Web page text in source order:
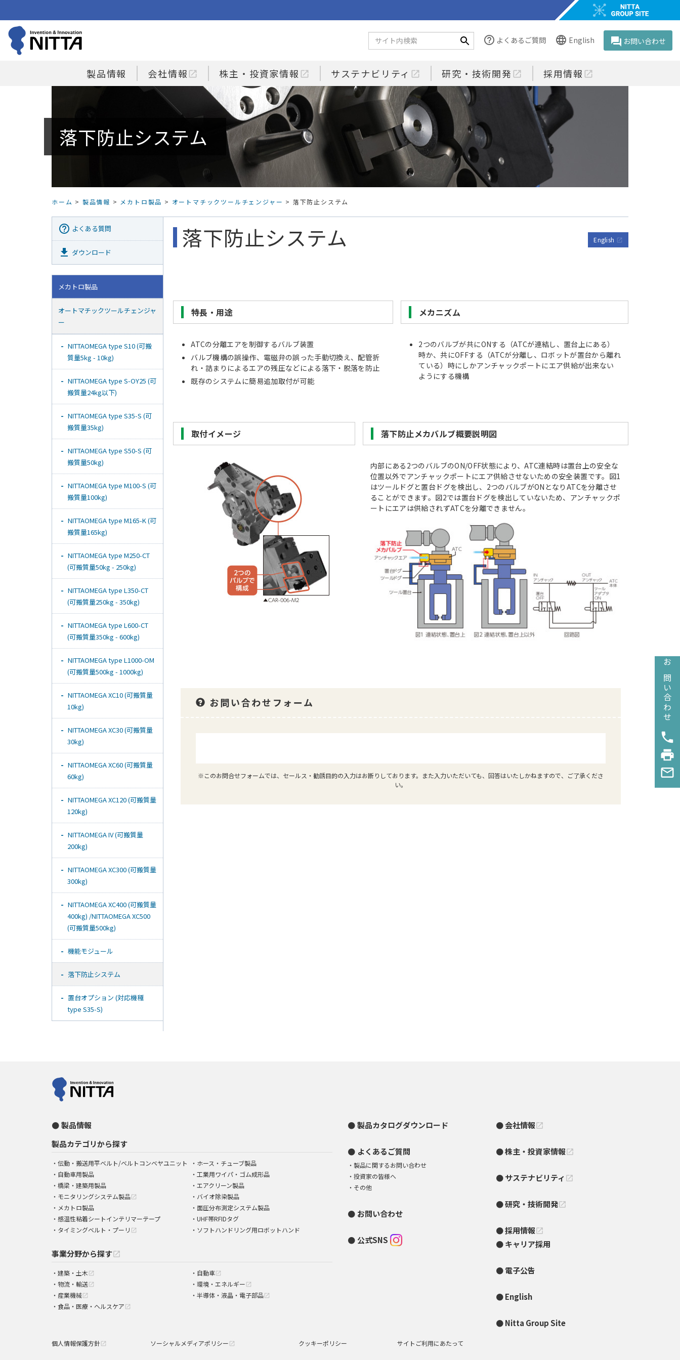
製品情報 会社情報 open_in_new 株主・投資家情報 open_in_new サステナビリティ open_in_new 研究・技術開発 open_in_new 採用情報 open_in_new
help_outline よくあるご質問 language English question_answer お問い合わせ
落下防止システム
ホーム > 製品情報 > メカトロ製品 > オートマチックツールチェンジャー > 落下防止システム
help_outline よくある質問
get_app ダウンロード
メカトロ製品
オートマチックツールチェンジャ
ー
NITTAOMEGA type S10 (可搬
質量5kg - 10kg)
NITTAOMEGA type S-OY25 (可
搬質量24kg以下)
NITTAOMEGA type S35-S (可
搬質量35kg)
NITTAOMEGA type S50-S (可
搬質量50kg)
NITTAOMEGA type M100-S (可
搬質量100kg)
NITTAOMEGA type M165-K (可
搬質量165kg)
NITTAOMEGA type M250-CT
(可搬質量50kg - 250kg)
NITTAOMEGA type L350-CT
(可搬質量250kg - 350kg)
NITTAOMEGA type L600-CT
(可搬質量350kg - 600kg)
NITTAOMEGA type L1000-OM
(可搬質量500kg - 1000kg)
NITTAOMEGA XC10 (可搬質量
10kg)
NITTAOMEGA XC30 (可搬質量
30kg)
NITTAOMEGA XC60 (可搬質量
60kg)
NITTAOMEGA XC120 (可搬質量
120kg)
NITTAOMEGA IV (可搬質量
200kg)
NITTAOMEGA XC300 (可搬質量
300kg)
NITTAOMEGA XC400 (可搬質量
400kg) /NITTAOMEGA XC500
(可搬質量500kg)
機能モジュール
落下防止システム
置台オプション (対応機種
type S35-S)
落下防止システム English open_in_new
特長・用途
ATCの分離エアを制御するバルブ装置
バルブ機構の誤操作、電磁弁の誤った手動切換え、配管折
れ・詰まりによるエアの残圧などによる落下・脱落を防止
既存のシステムに簡易追加取付が可能
メカニズム
2つのバルブが共にONする（ATCが連結し、置台上にある）
時か、共にOFFする（ATCが分離し、ロボットが置台から離れ
ている）時にしかアンチャックポートにエア供給が出来ない
ようにする機構
取付イメージ 落下防止メカバルブ概要説明図
内部にある2つのバルブのON/OFF状態により、ATC連結時は置台上の安全な
位置以外でアンチャックポートにエア供給させないための安全装置です。図1
はツールドグと置台ドグを検出し、2つのバルブがONとなりATCを分離させ
ることができます。図2では置台ドグを検出していないため、アンチャックポ
ートにエアは供給されずATCを分離できません。
お問い合わせ
phone
print
mail_outline
お問い合わせフォーム
※このお問合せフォームでは、セールス・勧誘目的の入力はお断りしております。また入力いただいても、回答はいたしかねますので、ご了承くださ
い。
製品情報
製品カテゴリから探す
伝動・搬送用平ベルト/ベルトコンベヤユニット
ホース・チューブ製品
自動車用製品
工業用ワイパ・ゴム成形品
橋梁・建築用製品
エアクリーン製品
モニタリングシステム製品 open_in_new
バイオ除染製品
メカトロ製品
面圧分布測定システム製品
感温性粘着シートインテリマーテープ
UHF帯RFIDタグ
タイミングベルト・プーリ open_in_new ソフトハンドリング用ロボットハンド
事業分野から探すopen_in_new
建築・土木 open_in_new 自動車open_in_new
物流・輸送 open_in_new 環境・エネルギー open_in_new
産業機械 open_in_new 半導体・液晶・電子部品open_in_new
食品・医療・ヘルスケア open_in_new
製品カタログダウンロード
よくあるご質問
製品に関するお問い合わせ
投資家の皆様へ
その他
お問い合わせ
公式SNS
会社情報open_in_new
株主・投資家情報open_in_new
サステナビリティ open_in_new
研究・技術開発open_in_new
採用情報open_in_new
キャリア採用
電子公告
English
Nitta Group Site
個人情報保護方針 open_in_new ソーシャルメディアポリシー open_in_new クッキーポリシー サイトご利用にあたって